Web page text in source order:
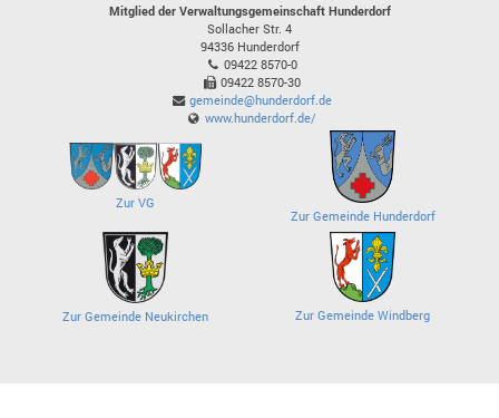
Mitglied der Verwaltungsgemeinschaft Hunderdorf
Sollacher Str. 4
94336 Hunderdorf
09422 8570-0
09422 8570-30
gemeinde@hunderdorf.de
www.hunderdorf.de/
Zur VG
Zur Gemeinde Hunderdorf
Zur Gemeinde Neukirchen Zur Gemeinde Windberg